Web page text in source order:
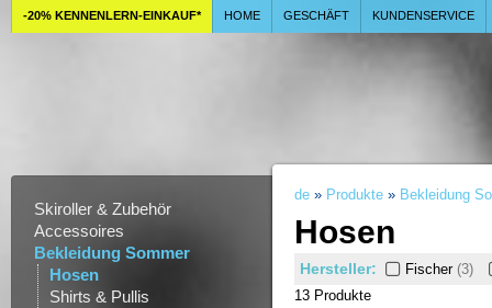
-20% KENNENLERN-EINKAUF* HOME GESCHÄFT KUNDENSERVICE
Skiroller & Zubehör
Accessoires
Bekleidung Sommer
Hosen
Shirts & Pullis
de » Produkte » Bekleidung
Hosen
Hersteller: Fischer (3)
13 Produkte